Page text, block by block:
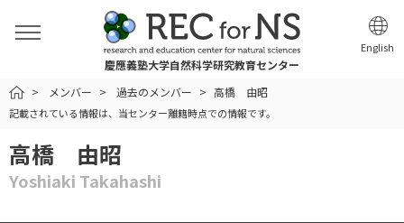
慶應義塾大学自然科学研究教育センター
English
HOMEメンバー 過去のメンバー 高橋 由昭
記載されている情報は、当センター離籍時点での情報です。
高橋 由昭
Yoshiaki Takahashi